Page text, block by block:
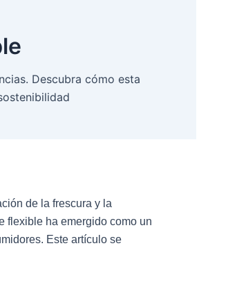
Descubra cómo esta
de la frescura y la
flexible ha emergido como un
Este artículo se